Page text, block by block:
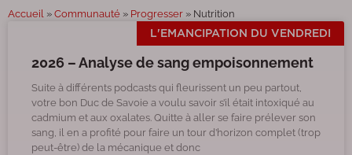
Accueil » Communauté » Progresser » Nutrition
L'EMANCIPATION DU VENDREDI
2026 – Analyse de sang empoisonnement
Suite à différents podcasts qui fleurissent un peu partout,
votre bon Duc de Savoie a voulu savoir s’il était intoxiqué au
cadmium et aux oxalates. Quitte à aller se faire prélever son
sang, il en a profité pour faire un tour d’horizon complet (trop
peut-être) de la mécanique et donc